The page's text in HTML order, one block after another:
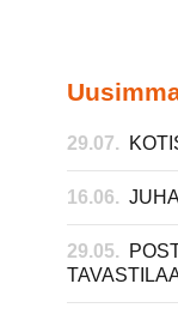
29.07.
16.06.
29.05.